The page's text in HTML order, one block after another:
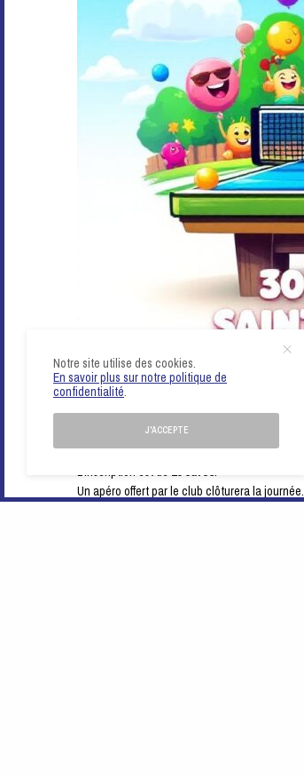
Un tournoi de rentrée ouvert à toutes et tous le
L’inscription est de 10 euros.
Un apéro offert par le club clôturera la journée.
Notre site utilise des cookies.
En savoir plus sur notre politique de
confidentialité.
J'ACCEPTE